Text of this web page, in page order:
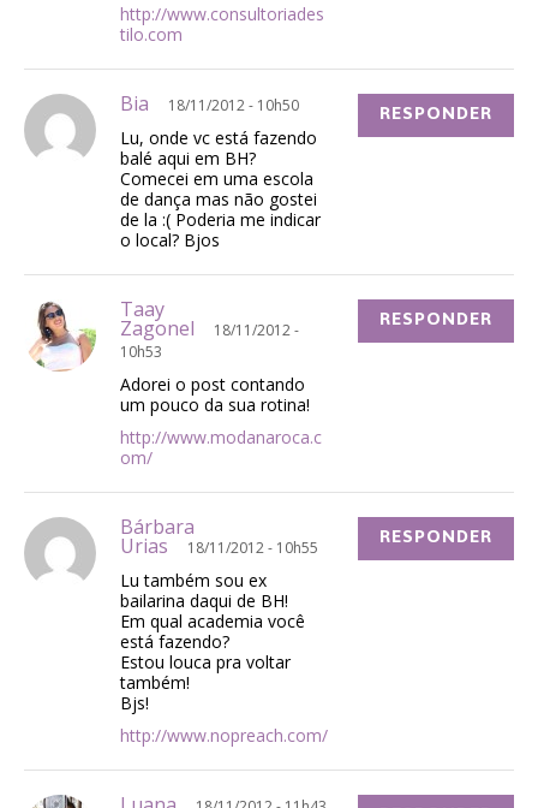
http://www.consultoriades
tilo.com
Bia 18/11/2012 - 10h50
Lu, onde vc está fazendo
balé aqui em BH?
Comecei em uma escola
de dança mas não gostei
de la :( Poderia me indicar
o local? Bjos
RESPONDER
Taay
Zagonel
18/11/2012 -
10h53
Adorei o post contando
um pouco da sua rotina!
http://www.modanaroca.c
om/
RESPONDER
Bárbara
Urias 18/11/2012 - 10h55
Lu também sou ex
bailarina daqui de BH!
Em qual academia você
está fazendo?
Estou louca pra voltar
também!
Bjs!
http://www.nopreach.com/
RESPONDER